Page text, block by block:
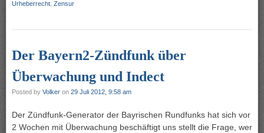
Urheberrecht, Zensur
Der Bayern2-Zündfunk über
Überwachung und Indect
Posted by Volker on 29 Juli 2012, 9:58 am
Der Zündfunk-Generator der Bayrischen Rundfunks hat sich vor
2 Wochen mit Überwachung beschäftigt uns stellt die Frage, wer